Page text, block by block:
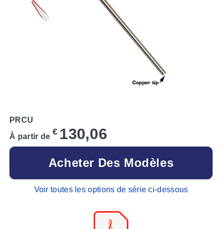
PRCU
À partir de € 130,06
Acheter Des Modèles
Voir toutes les options de série ci-dessous